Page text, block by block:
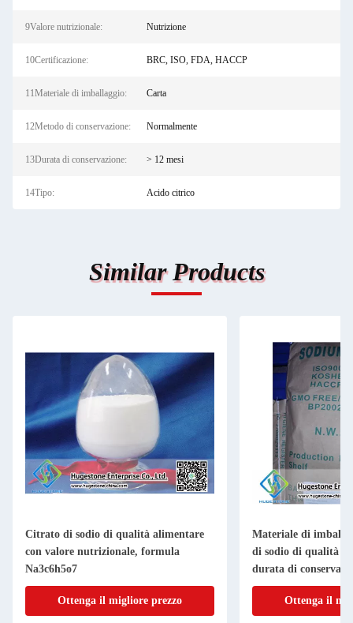
9Valore nutrizionale: Nutrizione
10Certificazione: BRC, ISO, FDA, HACCP
11Materiale di imballaggio: Carta
12Metodo di conservazione: Normalmente
13Durata di conservazione: > 12 mesi
14Tipo: Acido citrico
Similar Products
Citrato di sodio di qualità alimentare
con valore nutrizionale, formula
Na3c6h5o7
Ottenga il migliore prezzo
Materiale di
di sodio di qualità
durata di
Ottenga il